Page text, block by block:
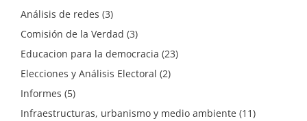
Análisis de redes (3)
Comisión de la Verdad (3)
Educacion para la democracia (23)
Elecciones y Análisis Electoral (2)
Informes (5)
Infraestructuras, urbanismo y medio ambiente (11)